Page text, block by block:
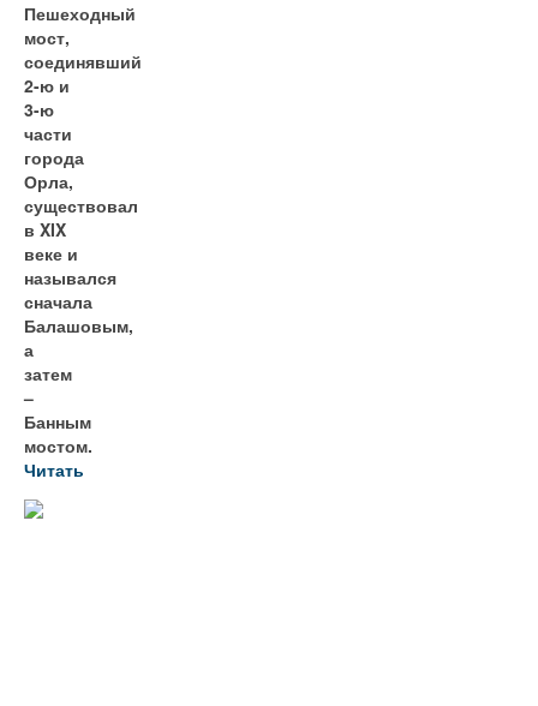
Пешеходный
мост,
соединявший
2-ю и
3-ю
части
города
Орла,
существовал
в XIX
веке и
назывался
сначала
Балашовым,
а
затем
–
Банным
мостом.
Читать